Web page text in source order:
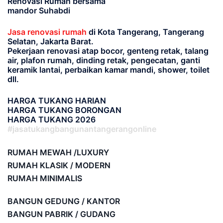
mandor Suhabdi
Jasa renovasi rumah di Kota Tangerang, Tangerang
Selatan, Jakarta Barat.
Pekerjaan renovasi atap bocor, genteng retak, talang
air, plafon rumah, dinding retak, pengecatan, ganti
keramik lantai, perbaikan kamar mandi, shower, toilet
dll.
HARGA TUKANG HARIAN
HARGA TUKANG BORONGAN
HARGA TUKANG 2026
#jasatukangbangunantangerangonline
RUMAH MEWAH /LUXURY
RUMAH KLASIK / MODERN
RUMAH MINIMALIS
BANGUN GEDUNG / KANTOR
BANGUN PABRIK / GUDANG